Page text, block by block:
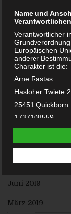
Mai 2020
Februar 2020
Dezember 2019
August 2019
Juli 2019
Juni 2019
März 2019
Name und
Verantwortlichen
Verantwortlicher
Europäischen
anderer
Charakter ist die:
Arne Rastas
Hasloher Twiete
25451 Quickborn
1737108559
DE238100417
Cookies /
Angebot
Technologie, mit